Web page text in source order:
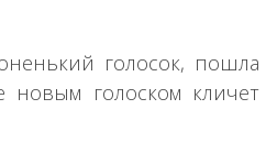
голосок, пошла
новым голоском кличет